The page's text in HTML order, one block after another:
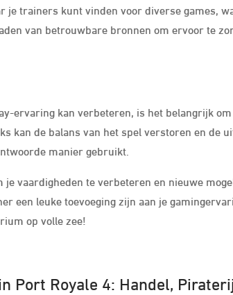
trainers kunt vinden voor diverse games,
van betrouwbare bronnen om ervoor te
ervaring kan verbeteren, is het belangrijk
kan de balans van het spel verstoren en de
manier gebruikt.
vaardigheden te verbeteren en nieuwe
een leuke toevoeging zijn aan je
op volle zee!
Port Royale 4: Handel,